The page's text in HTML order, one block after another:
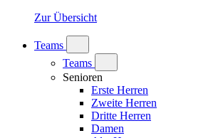
Zur Übersicht
Teams
Teams
Senioren
Erste Herren
Zweite Herren
Dritte Herren
Damen